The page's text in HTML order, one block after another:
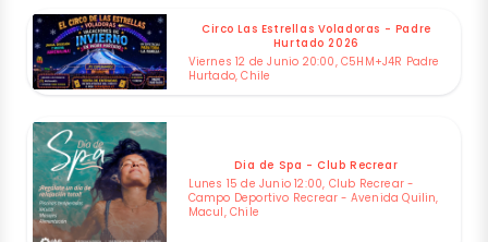
Circo Las Estrellas Voladoras - Padre
Hurtado 2026
Viernes 12 de Junio 20:00, C5HM+J4R Padre
Hurtado, Chile
Dia de Spa - Club Recrear
Lunes 15 de Junio 12:00, Club Recrear -
Campo Deportivo Recrear - Avenida Quilin,
Macul, Chile